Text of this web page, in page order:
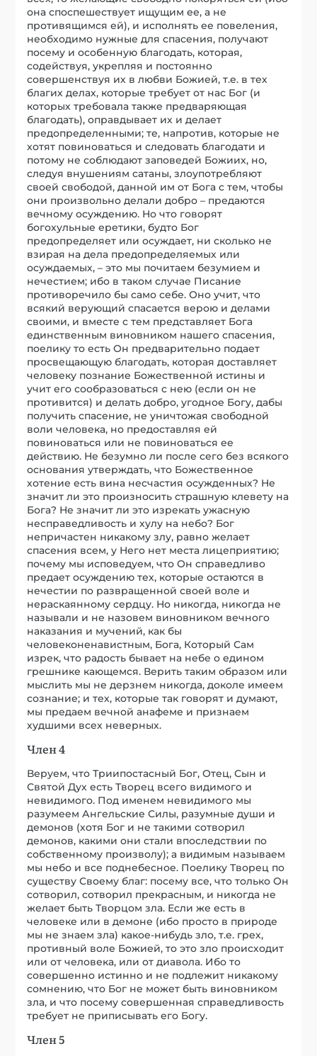
она споспешествует ищущим ее, а не
противящимся ей), и исполнять ее повеления,
необходимо нужные для спасения, получают
посему и особенную благодать, которая,
содействуя, укрепляя и постоянно
совершенствуя их в любви Божией, т.е. в тех
благих делах, которые требует от нас Бог (и
которых требовала также предваряющая
благодать), оправдывает их и делает
предопределенными; те, напротив, которые не
хотят повиноваться и следовать благодати и
потому не соблюдают заповедей Божиих, но,
следуя внушениям сатаны, злоупотребляют
своей свободой, данной им от Бога с тем, чтобы
они произвольно делали добро – предаются
вечному осуждению. Но что говорят
богохульные еретики, будто Бог
предопределяет или осуждает, ни сколько не
взирая на дела предопределяемых или
осуждаемых, – это мы почитаем безумием и
нечестием; ибо в таком случае Писание
противоречило бы само себе. Оно учит, что
всякий верующий спасается верою и делами
своими, и вместе с тем представляет Бога
единственным виновником нашего спасения,
поелику то есть Он предварительно подает
просвещающую благодать, которая доставляет
человеку познание Божественной истины и
учит его сообразоваться с нею (если он не
противится) и делать добро, угодное Богу, дабы
получить спасение, не уничтожая свободной
воли человека, но предоставляя ей
повиноваться или не повиноваться ее
действию. Не безумно ли после сего без всякого
основания утверждать, что Божественное
хотение есть вина несчастия осужденных? Не
значит ли это произносить страшную клевету на
Бога? Не значит ли это изрекать ужасную
несправедливость и хулу на небо? Бог
непричастен никакому злу, равно желает
спасения всем, у Него нет места лицеприятию;
почему мы исповедуем, что Он справедливо
предает осуждению тех, которые остаются в
нечестии по развращенной своей воле и
нераскаянному сердцу. Но никогда, никогда не
называли и не назовем виновником вечного
наказания и мучений, как бы
человеконенавистным, Бога, Который Сам
изрек, что радость бывает на небе о едином
грешнике кающемся. Верить таким образом или
мыслить мы не дерзнем никогда, доколе имеем
сознание; и тех, которые так говорят и думают,
мы предаем вечной анафеме и признаем
худшими всех неверных.
Член 4
Веруем, что Триипостасный Бог, Отец, Сын и
Святой Дух есть Творец всего видимого и
невидимого. Под именем невидимого мы
разумеем Ангельские Силы, разумные души и
демонов (хотя Бог и не такими сотворил
демонов, какими они стали впоследствии по
собственному произволу); а видимым называем
мы небо и все поднебесное. Поелику Творец по
существу Своему благ: посему все, что только Он
сотворил, сотворил прекрасным, и никогда не
желает быть Творцом зла. Если же есть в
человеке или в демоне (ибо просто в природе
мы не знаем зла) какое-нибудь зло, т.е. грех,
противный воле Божией, то это зло происходит
или от человека, или от диавола. Ибо то
совершенно истинно и не подлежит никакому
сомнению, что Бог не может быть виновником
зла, и что посему совершенная справедливость
требует не приписывать его Богу.
Член 5